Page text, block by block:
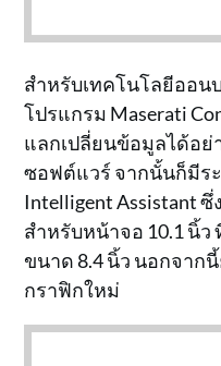
สำหรับเทคโนโลยีออน
โปรแกรม Maserati
แลกเปลี่ยนข้อมูลได้อย่
ซอฟต์แวร์ จากนั้นก็มีร
Intelligent Assistant
สำหรับหน้าจอ 10.1 นิ้ว
ขนาด 8.4 นิ้ว นอกจาก
กราฟิกใหม่